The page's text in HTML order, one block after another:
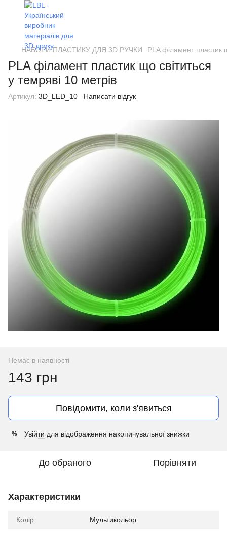
НАБОРИ ПЛАСТИКУ ДЛЯ 3D РУЧКИ PLA філамент пластик
PLA філамент пластик що світиться
у темряві 10 метрів
Артикул: 3D_LED_10 Написати відгук
Немає в наявності
143 грн
Повідомити, коли з'явиться
% Увійти для відображення накопичувальної знижки
До обраного Порівняти
Характеристики
Колір Мультикольор